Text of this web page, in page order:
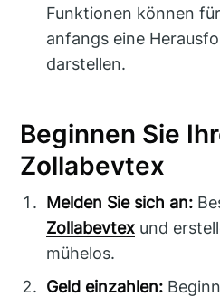
Funktionen können
anfangs eine
darstellen.
Beginnen Sie
Zollabevtex
Melden Sie sich an:
Zollabevtex und
mühelos.
Geld einzahlen: